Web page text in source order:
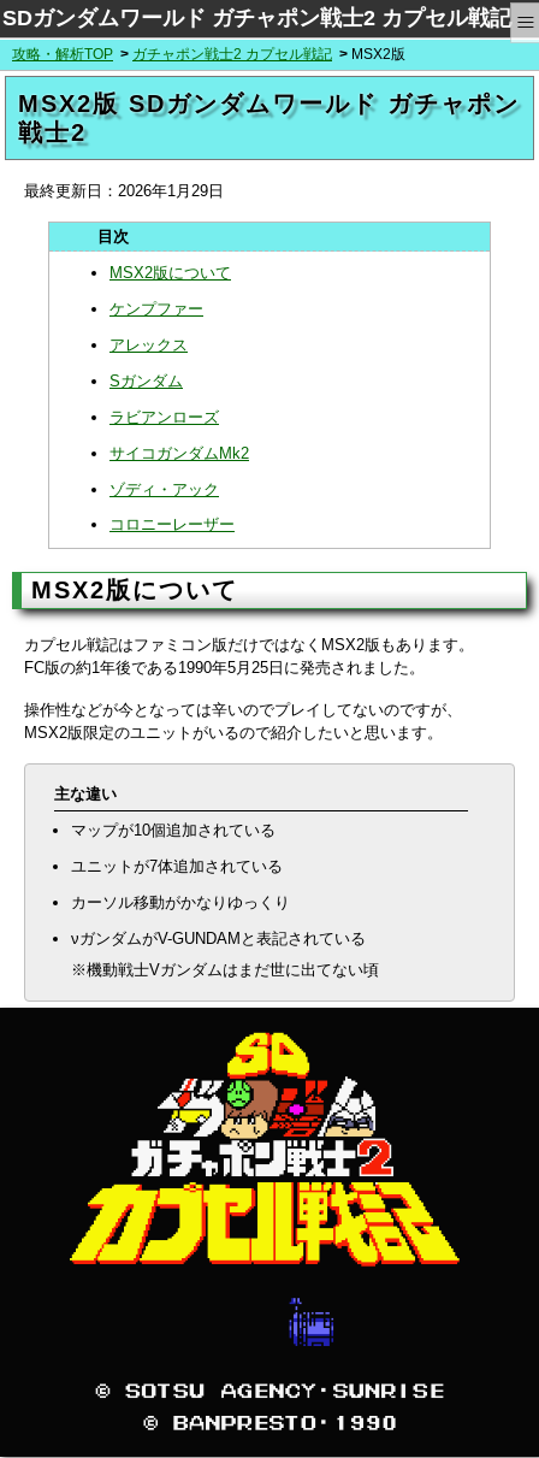
SDガンダムワールド ガチャポン戦士2 カプセル戦記 ≡
攻略・解析TOP ガチャポン戦士2 カプセル戦記 MSX2版
MSX2版 SDガンダムワールド ガチャポン
戦士2
最終更新日： 2026年1月29日
MSX2版について
ケンプファー
アレックス
Sガンダム
ラビアンローズ
サイコガンダムMk2
ゾディ・アック
コロニーレーザー
MSX2版について
カプセル戦記はファミコン版だけではなくMSX2版もあります。
FC版の約1年後である1990年5月25日に発売されました。
操作性などが今となっては辛いのでプレイしてないのですが、
MSX2版限定のユニットがいるので紹介したいと思います。
主な違い
マップが10個追加されている
ユニットが7体追加されている
カーソル移動がかなりゆっくり
νガンダムがV-GUNDAMと表記されている
※機動戦士Vガンダムはまだ世に出てない頃